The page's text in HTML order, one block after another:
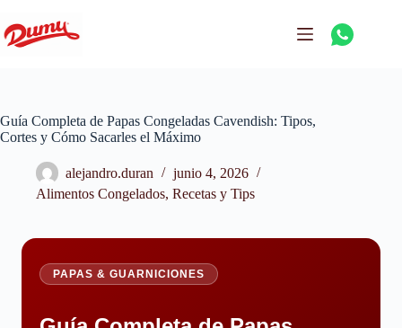
Guía Completa de Papas Congeladas Cavendish: Tipos,
Cortes y Cómo Sacarles el Máximo
alejandro.duran
junio 4, 2026
Alimentos Congelados, Recetas y Tips
PAPAS & GUARNICIONES